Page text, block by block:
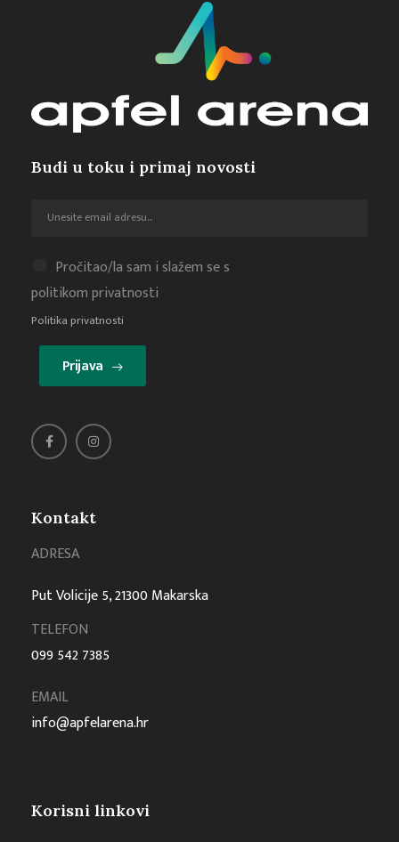
Kontakt
ADRESA
Put Volicije 5, 21300 Makarska
TELEFON
099 542 7385
EMAIL
info@apfelarena.hr
Korisni linkovi
Budi u toku i primaj novosti
Pročitao/la sam i slažem se s
politikom privatnosti
Politika privatnosti
Prijava